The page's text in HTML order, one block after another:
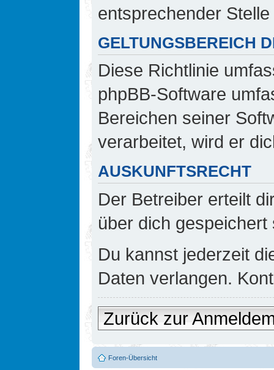
entsprechender
GELTUNGSBEREICH
Diese Richtlinie
phpBB-Software
Bereichen seiner
verarbeitet, wird er
AUSKUNFTSRECHT
Der Betreiber erteilt
über dich gespeichert
Du kannst jederzeit
Daten verlangen.
Zurück zur
Foren-Übersicht